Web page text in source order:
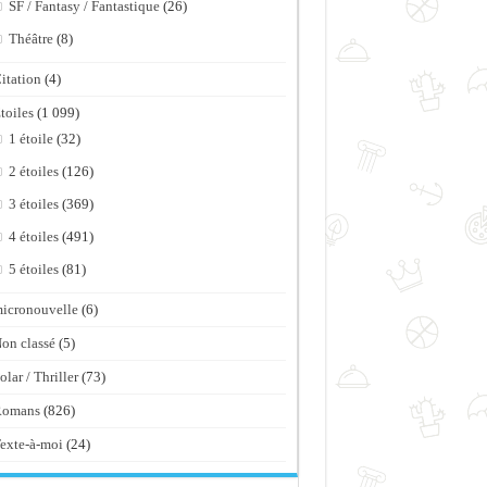
SF / Fantasy / Fantastique (26)
Théâtre (8)
(4)
(1 099)
1 étoile (32)
2 étoiles (126)
3 étoiles (369)
4 étoiles (491)
5 étoiles (81)
(6)
classé(5)
/ Thriller(73)
(826)
à-moi (24)